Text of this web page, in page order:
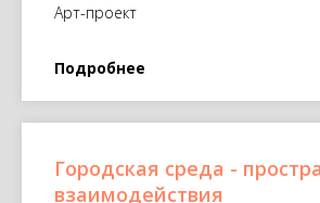
Арт-проект
Подробнее
Городская среда -
взаимодействия